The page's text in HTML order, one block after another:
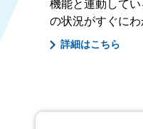
機能と連動して
の状況がすぐにわ
詳細はこちら